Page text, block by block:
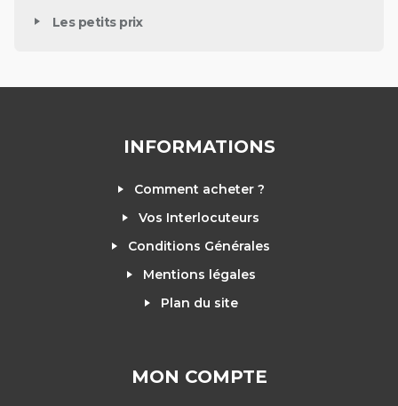
Les petits prix
INFORMATIONS
Comment acheter ?
Vos Interlocuteurs
Conditions Générales
Mentions légales
Plan du site
MON COMPTE